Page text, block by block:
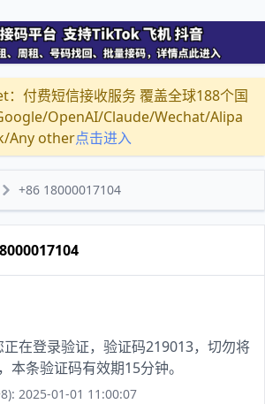
付费短信接收服务 覆盖全球188个国
OpenAI/Claude/Wechat/Alipa
Any other点击进入
+86 18000017104
正在登录验证，验证码219013，切勿将
本条验证码有效期15分钟。
2025-01-01 11:00:07